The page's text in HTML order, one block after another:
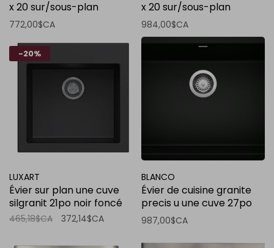
x 20 sur/sous-plan
diviseur bas stainless
772,00$CA
x 20 sur/sous-plan
diviseur bas stainless noir
984,00$CA
-20%
LUXART
Évier sur plan une cuve
silgranit 21po noir foncé
465,18$CA 372,14$CA
BLANCO
Évier de cuisine granite
precis u une cuve 27po
noir charbon
987,00$CA